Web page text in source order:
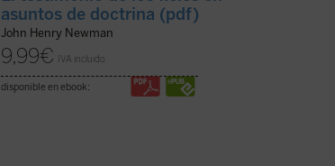
asuntos de doctrina (pdf)
John Henry Newman
9,99€ IVA incluido
disponible en ebook: